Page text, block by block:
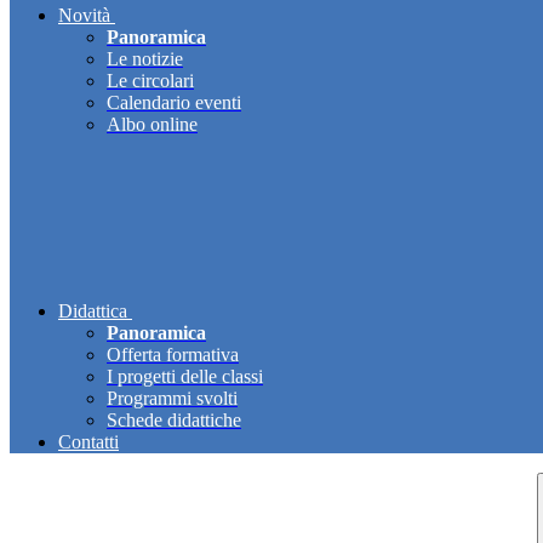
Novità
Panoramica
Le notizie
Le circolari
Calendario eventi
Albo online
Didattica
Panoramica
Offerta formativa
I progetti delle classi
Programmi svolti
Schede didattiche
Contatti